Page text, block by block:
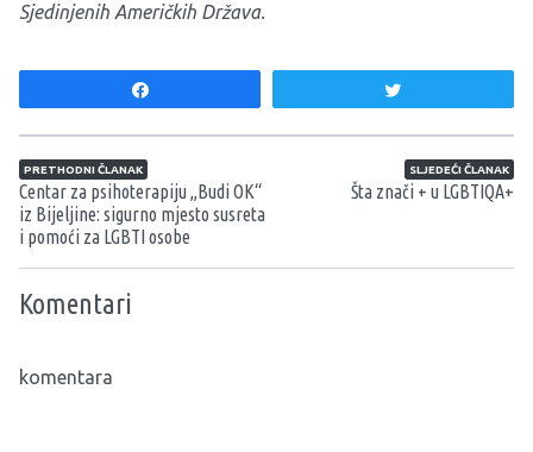
Sjedinjenih Američkih Država.
Navigacija članaka
PRETHODNI ČLANAK
Centar za psihoterapiju „Budi OK“
iz Bijeljine: sigurno mjesto susreta
i pomoći za LGBTI osobe
SLJEDEĆI ČLANAK
Šta znači + u LGBTIQA+
Komentari
komentara